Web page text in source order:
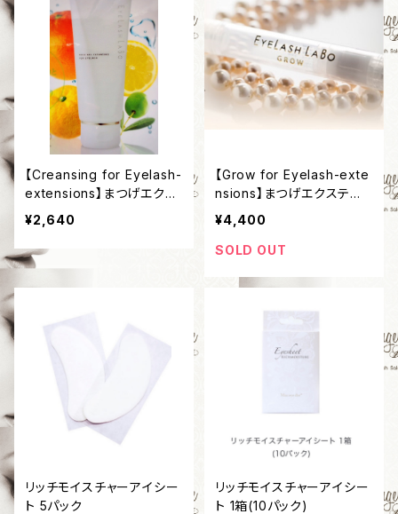
【Creansing for Eyelash-
extensions】まつげエクス
テ専用クレンジング
¥2,640
【Grow for Eyelash-exte
nsions】まつげエクステ専
用美容液
¥4,400
SOLD OUT
リッチモイスチャーアイシー
ト 5パック
リッチモイスチャーアイシー
ト 1箱(10パック)